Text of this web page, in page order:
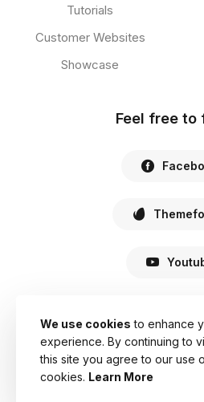
We use cookies to enhance
experience. By continuing to
this site you agree to our use
cookies. Learn More
Tutorials
Customer Websites
Showcase
Feel free to
© 2022 Haste. All